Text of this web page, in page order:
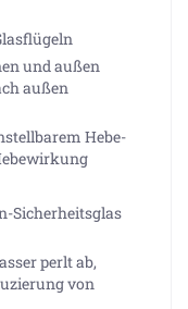
und außen
außen
Hebe-
Sicherheitsglas
perlt ab,
von